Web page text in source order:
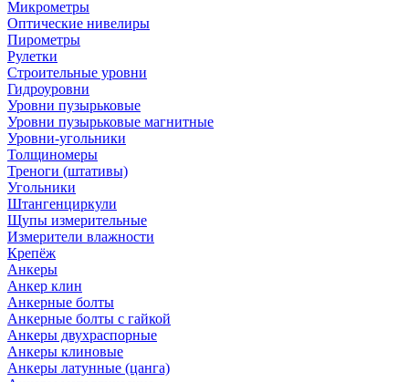
Микрометры
Оптические нивелиры
Пирометры
Рулетки
Строительные уровни
Гидроуровни
Уровни пузырьковые
Уровни пузырьковые магнитные
Уровни-угольники
Толщиномеры
Треноги (штативы)
Угольники
Штангенциркули
Щупы измерительные
Измерители влажности
Крепёж
Анкеры
Анкер клин
Анкерные болты
Анкерные болты с гайкой
Анкеры двухраспорные
Анкеры клиновые
Анкеры латунные (цанга)